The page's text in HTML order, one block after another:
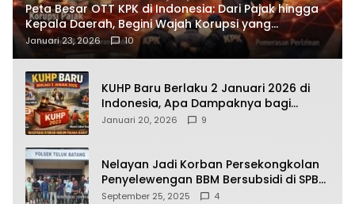
Peta Besar OTT KPK di Indonesia: Dari Pajak hingga
Kepala Daerah, Begini Wajah Korupsi yang
Terbongkar
Januari 23, 2026 10
KUHP Baru Berlaku 2 Januari 2026 di
Indonesia, Apa Dampaknya bagi
Kehidupan Warga? Ini Aturan Kunci
Januari 20, 2026 9
Nelayan Jadi Korban Persekongkolan
Penyelewengan BBM Bersubsidi di SPBU
64.78809 Teluk Batang
September 25, 2025 4